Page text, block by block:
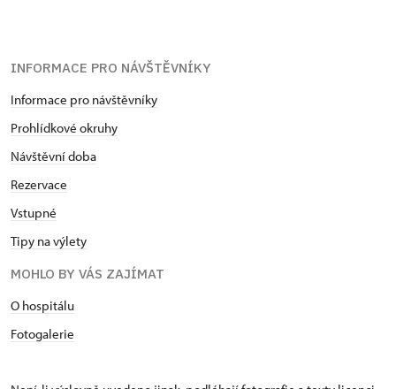
INFORMACE PRO NÁVŠTĚVNÍKY
Informace pro návštěvníky
Prohlídkové okruhy
Návštěvní doba
Rezervace
Vstupné
Tipy na výlety
MOHLO BY VÁS ZAJÍMAT
O hospitálu
Fotogalerie